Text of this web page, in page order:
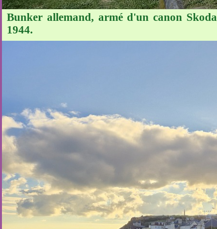
Bunker allemand, armé d'un canon
1944.